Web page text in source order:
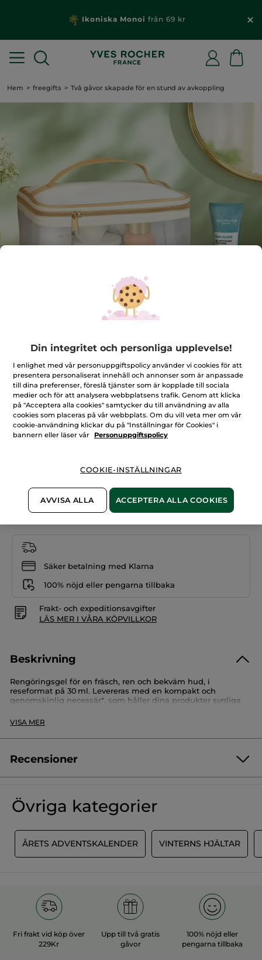
Ikoniska Monoi från 69 kr
Hem freegifts Två gåvor skapade för en stund av avkoppling
Två gåvor skapade för en stund av
avkoppling
Set
★★★★★
★★★★★ LÄGG TILL RECENSION
Antal
PRODUKTEN ÄR TILLFÄLLIGT SLUT
Säker betalning med Klarna
100% nöjd eller pengarna tillbaka
Frakt- och expeditionsavgifter
LÄS MER I VÅRA KÖPVILLKOR
Beskrivning
Rengöringsgel för en fräsch, ren och bekväm hud, i
reseformat på 30 ml. Levereras med en kompakt och
genomskinlig necessär*, som håller dina produkter synliga
*Necessären levereras tom, så långt lagret räcker. Om den
inte finns tillgänglig kan den ersättas med en liknande
Artikelnummer: S6793
VISA MER
Recensioner
★★★★★
★★★★★
Inget
omdöme
LÄGG TILL RECENSION
Övriga kategorier
ÅRETS ADVENTSKALENDER VINTERNS HJÄLTAR
Fri frakt vid köp över
229Kr
Upp till två gratis
gåvor
100% nöjd eller
pengarna tillbaka
Din integritet och personliga upplevelse!
I enlighet med vår personuppgiftspolicy använder vi cookies för att
presentera personaliserat innehåll och annonser som är anpassade
till dina preferenser, föreslå tjänster som är kopplade till sociala
medier och för att analysera webbplatsens trafik. Genom att klicka
på "Acceptera alla cookies" samtycker du till användning av alla
cookies som placeras på vår webbplats. Om du vill veta mer om vår
cookie-användning klickar du på "Inställningar för Cookies" i
bannern eller läser vår
Personuppgiftspolicy
COOKIE-INSTÄLLNINGAR
AVVISA ALLA ACCEPTERA ALLA COOKIES